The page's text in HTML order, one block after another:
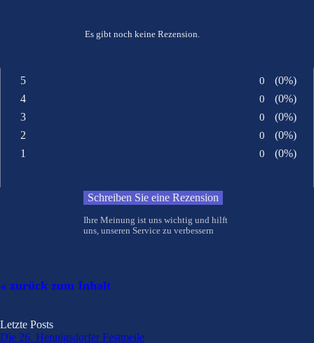
Es gibt noch keine Rezension.
5 Anzahl von
0 (0%)
4 Anzahl von
0 (0%)
3 Anzahl von
0 (0%)
2 Anzahl von
0 (0%)
1 Anzahl von
0 (0%)
Ihre Meinung ist uns wichtig und hilft
uns, unseren Service zu verbessern
Block überspringen
« zurück zum Inhalt
Block überspringen Letzte Posts
Letzte Posts
Die 26. Hennigsdorfer Festmeile